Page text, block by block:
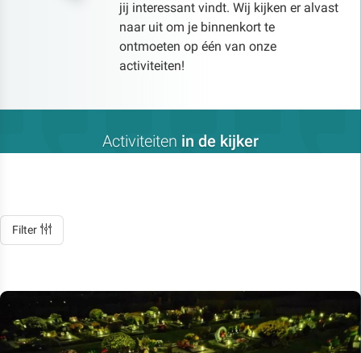
jij interessant vindt. Wij kijken er alvast
naar uit om je binnenkort te
ontmoeten op één van onze
activiteiten!
Activiteiten in de kijker
Filter